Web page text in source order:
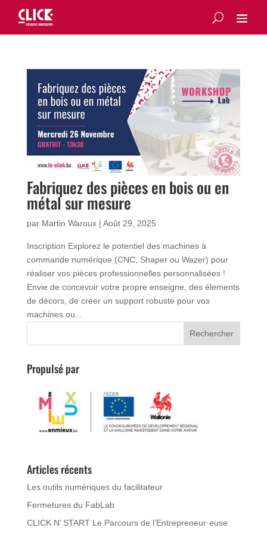
Fabriquez des pièces en bois ou en
métal sur mesure
par Martin Waroux| Août 29, 2025
Inscription Explorez le potentiel des machines à
commande numérique (CNC, Shaper ou Wazer) pour
réaliser vos pièces professionnelles personnalisées !
Envie de concevoir votre propre enseigne, des élements
de décors, de créer un support robuste pour vos
machines ou...
Propulsé par
Articles récents
Les outils numériques du facilitateur
Fermetures du FabLab
CLICK N’ START Le Parcours de l’Entrepreneur·euse